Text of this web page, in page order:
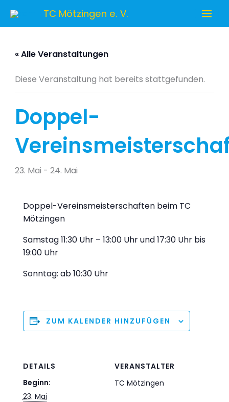
Inhalt
TC Mötzingen e. V.
« Alle Veranstaltungen
Diese Veranstaltung hat bereits stattgefunden.
Doppel-
23. Mai - 24. Mai
Doppel-Vereinsmeisterschaften beim TC
Mötzingen
Samstag 11:30 Uhr – 13:00 Uhr und 17:30 Uhr bis
19:00 Uhr
Sonntag: ab 10:30 Uhr
ZUM KALENDER HINZUFÜGEN
DETAILS
Beginn:
23. Mai
VERANSTALTER
TC Mötzingen